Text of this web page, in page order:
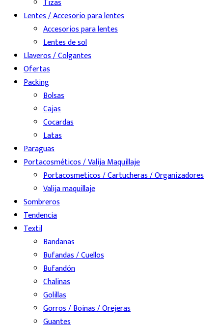
Tizas
Lentes / Accesorio para lentes
Accesorios para lentes
Lentes de sol
Llaveros / Colgantes
Ofertas
Packing
Bolsas
Cajas
Cocardas
Latas
Paraguas
Portacosméticos / Valija Maquillaje
Portacosmeticos / Cartucheras / Organizadores
Valija maquillaje
Sombreros
Tendencia
Textil
Bandanas
Bufandas / Cuellos
Bufandón
Chalinas
Golillas
Gorros / Boinas / Orejeras
Guantes